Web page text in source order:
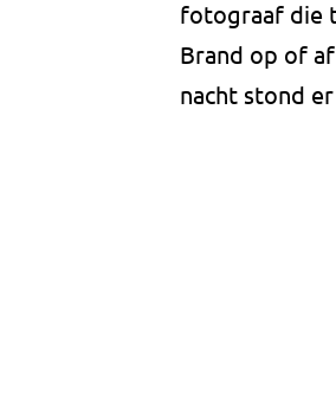
fotograaf die
Brand op of
nacht stond